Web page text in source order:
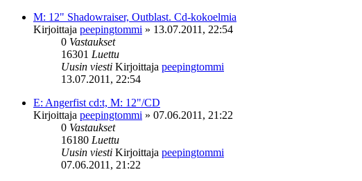
M: 12" Shadowraiser, Outblast. Cd-kokoelmia
Kirjoittaja peepingtommi » 13.07.2011, 22:54
0 Vastaukset
16301 Luettu
Uusin viesti Kirjoittaja peepingtommi
13.07.2011, 22:54
E: Angerfist cd:t, M: 12"/CD
Kirjoittaja peepingtommi » 07.06.2011, 21:22
0 Vastaukset
16180 Luettu
Uusin viesti Kirjoittaja peepingtommi
07.06.2011, 21:22